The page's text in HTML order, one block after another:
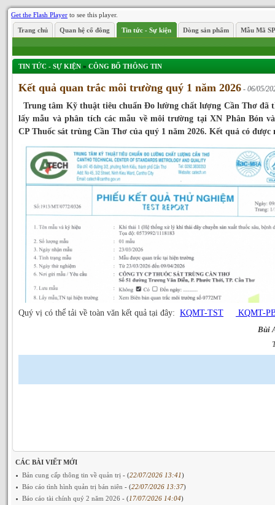
Get the Flash Player to see this player.
Trang chủ Quan hệ cổ đông Tin tức - Sự kiện Dòng sản phẩm Mẫu Mã SP
TIN TỨC - SỰ KIỆN » CÔNG BỐ THÔNG TIN
Kết quả quan trắc môi trường quý 1 năm 2026 - 06/05/
Trung tâm Kỹ thuật tiêu chuẩn Đo lường chất lượng Cần Thơ đã
lấy mẫu và phân tích các mẫu về môi trường tại XN Phân Bón
CP Thuốc sát trùng Cần Thơ của quý 1 năm 2026. Kết quả có được
Quý vị có thể tải về toàn văn kết quả tại đây: KQMT-TST
KQMT-
Bùi
CÁC BÀI VIẾT MỚI
Bản cung cấp thông tin về quản trị - (22/07/2026 13:41)
Báo cáo tình hình quản trị bán niên - (22/07/2026 13:37)
Báo cáo tài chính quý 2 năm 2026 - (17/07/2026 14:04)